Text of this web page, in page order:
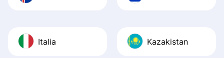
Italia Kazakistan